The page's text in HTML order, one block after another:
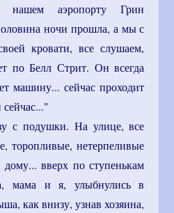
нашем аэропорту Грин
ночи прошла, а мы с
кровати, все слушаем,
по Белл Стрит. Он всегда
машину... сейчас проходит
с подушки. На улице, все
торопливые, нетерпеливые
вверх по ступенькам
мама и я, улыбнулись в
как внизу, узнав хозяина,